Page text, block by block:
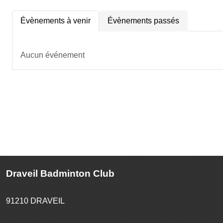
Évènements à venir Évènements passés
Aucun événement
Draveil Badminton Club
91210 DRAVEIL